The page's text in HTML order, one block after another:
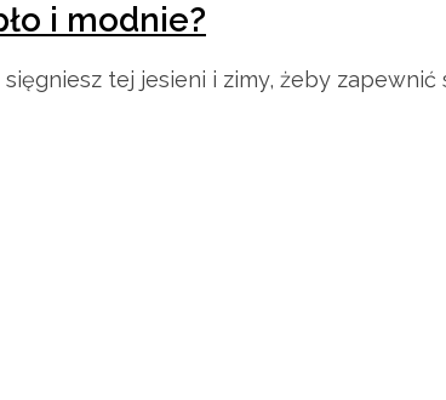
i modnie?
tej jesieni i zimy, żeby zapewnić